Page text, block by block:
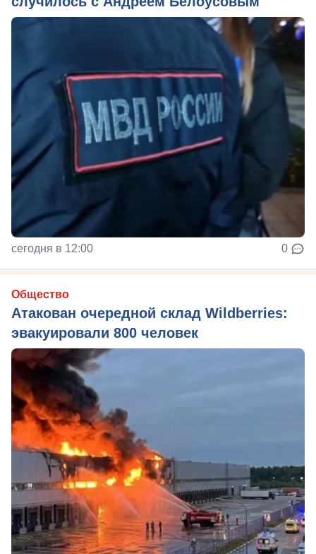
сегодня в 12:00 0
Общество
Атакован очередной склад Wildberries:
эвакуировали 800 человек